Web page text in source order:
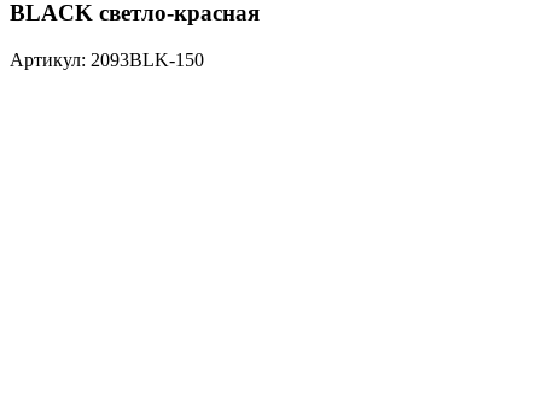
BLACK светло-красная
Артикул: 2093BLK-150